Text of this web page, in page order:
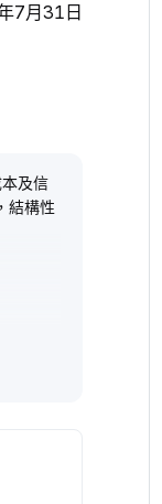
7月31日
及信
結構性